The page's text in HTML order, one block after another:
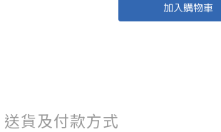
加入購物車
送貨及付款方式